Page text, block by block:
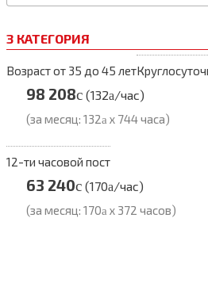
3 КАТЕГОРИЯ
Возраст от 35 до 45 лет
98 208c (132a/час)
(за месяц: 132a x 744 часа)
12-ти часовой пост
63 240c (170a/час)
(за месяц: 170a x 372 часов)